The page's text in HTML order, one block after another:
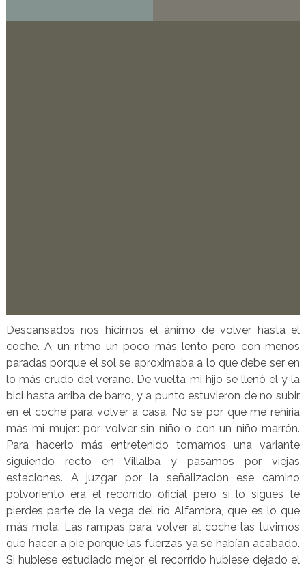
Descansados nos hicimos el ánimo de volver hasta el
coche. A un ritmo un poco más lento pero con menos
paradas porque el sol se aproximaba a lo que debe ser en
lo más crudo del verano. De vuelta mi hijo se llenó el y la
bici hasta arriba de barro, y a punto estuvieron de no subir
en el coche para volver a casa. No se por que me reñiria
más mi mujer: por volver sin niño o con un niño marrón.
Para hacerlo más entretenido tomamos una variante
siguiendo recto en Villalba y pasamos por viejas
estaciones. A juzgar por la señalizacion ese camino
polvoriento era el recorrido oficial pero si lo sigues te
pierdes parte de la vega del rio Alfambra, que es lo que
más mola. Las rampas para volver al coche las tuvimos
que hacer a pie porque las fuerzas ya se habían acabado.
Si hubiese estudiado mejor el recorrido hubiese dejado el